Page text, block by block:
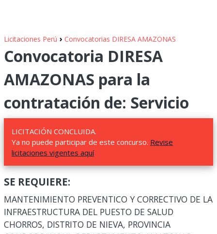
Licitaciones Perú › Convocatorias DIRESA AMAZONAS
Convocatoria DIRESA
AMAZONAS para la
contratación de: Servicio
LICITACIÓN CONCLUIDA.
Ya no puede participar de este concurso. Revise
licitaciones vigentes aquí
SE REQUIERE:
MANTENIMIENTO PREVENTICO Y CORRECTIVO DE LA
INFRAESTRUCTURA DEL PUESTO DE SALUD
CHORROS, DISTRITO DE NIEVA, PROVINCIA